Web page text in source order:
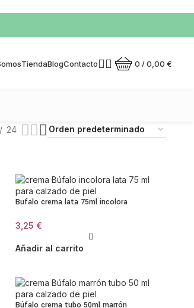
TiendaBlogContacto 0 /0,00 €
24
Bufalo crema lata 75ml incolora
3,25 €
Añadir al carrito
Búfalo crema tubo 50ml marrón